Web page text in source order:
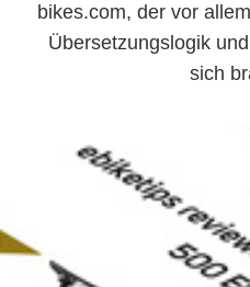
bikes.com, der vor
Übersetzungslogik
sich